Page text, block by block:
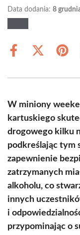
Data dodania: 8
Share
Share
(Twitter)
W miniony
kartuskiego
drogowego kilku
podkreślając tym
zapewnienie
zatrzymanych
alkoholu, co
innych
i
przypominając o